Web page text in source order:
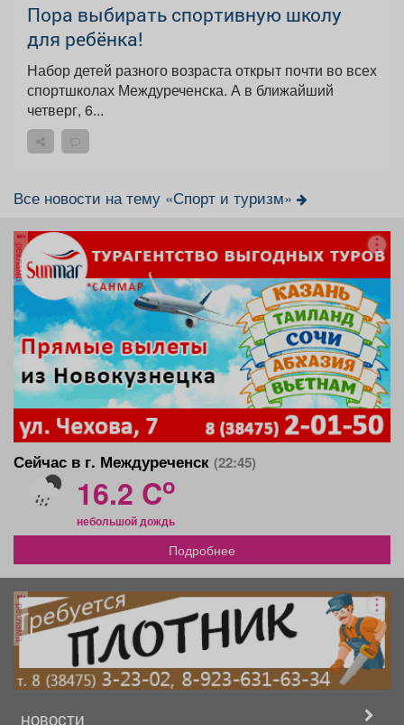
Пора выбирать спортивную школу
для ребёнка!
Набор детей разного возраста открыт почти во всех
спортшколах Междуреченска. А в ближайший
четверг, 6...
Все новости на тему «Спорт и туризм»
реклама
Сейчас в г. Междуреченск (22:45)
16.2 Co
небольшой дождь
Подробнее
реклама
НОВОСТИ